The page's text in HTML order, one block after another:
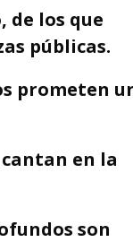
de los que
públicas.
prometen
en la
son